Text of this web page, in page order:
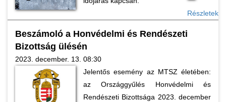
Részletek
Beszámoló a Honvédelmi és Rendészeti
Bizottság ülésén
2023. december. 13. 08:30
Jelentős esemény az MTSZ életében:
az Országgyűlés Honvédelmi és
Rendészeti Bizottsága 2023. december